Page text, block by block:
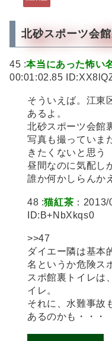
北砂スポーツ会
45 :本当にあった怖い
00:01:02.85
そういえば。江東
あるよ。
北砂スポーツ会館
写真も撮っていま
きたくないと思う
昼間なのに気配し
誰か何かしらんか
48 :猫紅茶 ：
ID:B+NbXkqs0
>>47
ダイエー隣は基本
名というか危険ス
スポ館裏トイレは
イレ。
それに、水難事故
あるのかも・・・